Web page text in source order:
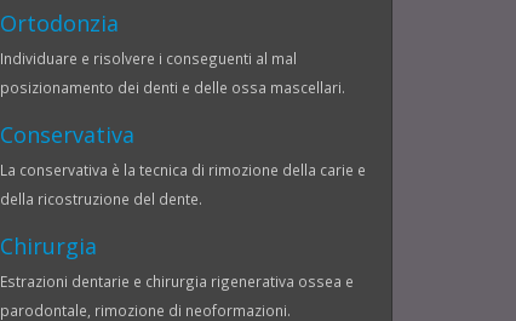
Ortodonzia
Individuare e risolvere i conseguenti al mal
posizionamento dei denti e delle ossa mascellari.
Conservativa
La conservativa è la tecnica di rimozione della carie e
della ricostruzione del dente.
Chirurgia
Estrazioni dentarie e chirurgia rigenerativa ossea e
parodontale, rimozione di neoformazioni.